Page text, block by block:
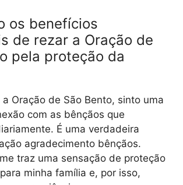
os benefícios
de rezar a Oração de
pela proteção da
Oração de São Bento, sinto uma
com as bênçãos que
É uma verdadeira
agradecimento bênçãos.
traz uma sensação de proteção
minha família e, por isso,